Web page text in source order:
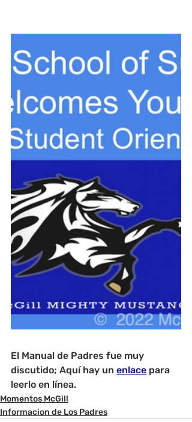
El Manual de Padres fue muy
discutido; Aquí hay un enlace para
leerlo en línea.
Momentos McGill
Informacion de Los Padres